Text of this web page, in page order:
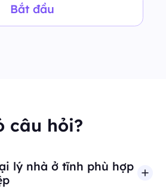
Bắt đầu
câu hỏi?
lý nhà ở tĩnh phù hợp